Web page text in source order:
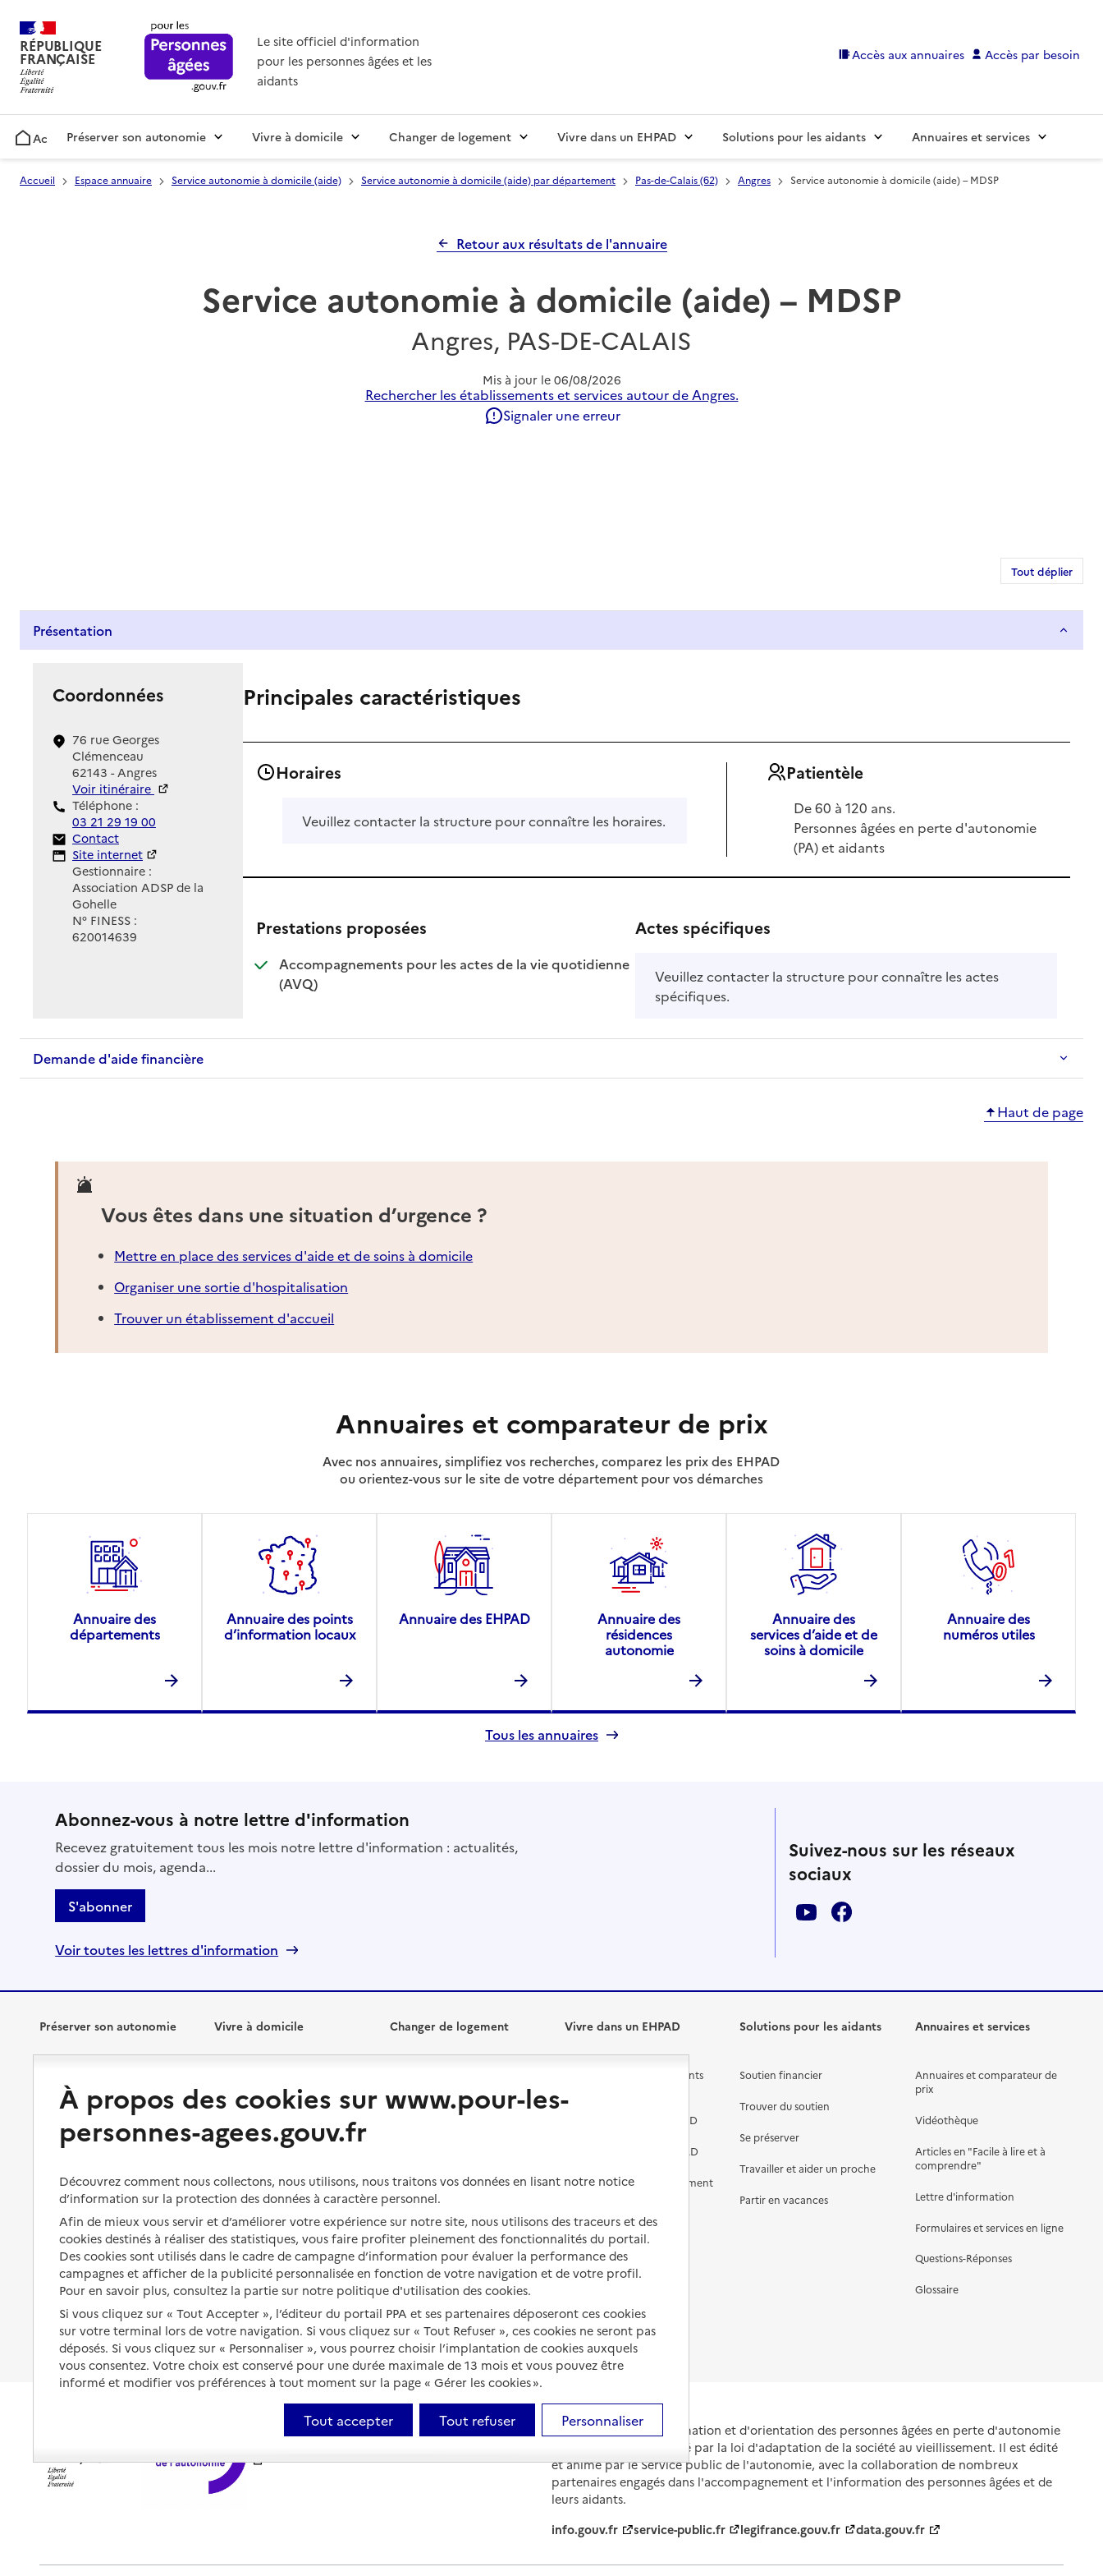
RÉPUBLIQUE
FRANÇAISE
Le site officiel d'information
pour les personnes âgées et les
aidants
Accès aux annuaires Accès par besoin
AccueilPréserver son autonomie Vivre à domicile Changer de logement Vivre dans un EHPAD Solutions pour les aidants Annuaires et services
Accueil Espace annuaire Service autonomie à domicile (aide) Service autonomie à domicile (aide) par département Pas-de-Calais (62) Angres Service autonomie à domicile (aide) – MDSP
Retour aux résultats de l'annuaire
Service autonomie à domicile (aide) – MDSP
Angres, PAS-DE-CALAIS
Mis à jour le 06/08/2026
Rechercher les établissements et services autour de Angres.
Signaler une erreur
Tout déplier
Présentation
Coordonnées
76 rue Georges
Clémenceau
62143 - Angres
Voir itinéraire
Téléphone :
03 21 29 19 00
Contact
Contact
Site Internet
Site internet
Gestionnaire :
Association ADSP de la
Gohelle
N° FINESS :
620014639
Principales caractéristiques
Horaires
Veuillez contacter la structure pour connaître les horaires.
Patientèle
De 60 à 120 ans.
Personnes âgées en perte d'autonomie
(PA) et aidants
Prestations proposées
Accompagnements pour les actes de la vie quotidienne
(AVQ)
: disponible
: non disponible
Actes spécifiques
Veuillez contacter la structure pour connaître les actes
spécifiques.
Demande d'aide financière
Haut de page
Vous êtes dans une situation d’urgence ?
Mettre en place des services d'aide et de soins à domicile
Organiser une sortie d'hospitalisation
Trouver un établissement d'accueil
Annuaires et comparateur de prix
Avec nos annuaires, simplifiez vos recherches, comparez les prix des EHPAD
ou orientez-vous sur le site de votre département pour vos démarches
Annuaire des
départements
Annuaire des points
d’information locaux
Annuaire des EHPAD
Annuaire des
résidences
autonomie
Annuaire des
services d’aide et de
soins à domicile
Annuaire des
numéros utiles
Tous les annuaires
Abonnez-vous à notre lettre d'information
Recevez gratuitement tous les mois notre lettre d'information : actualités,
dossier du mois, agenda...
S'abonner
Voir toutes les lettres d'information
Suivez-nous sur les réseaux
sociaux
Préserver son autonomie
et droits
Aménager son logement et
s'équiper
santé
Organiser à l'avance sa propre
protection
Les mesures de protection
Les obligations de la famille
À qui s’adresser ?
Les politiques du grand âge
Vivre à domicile
Bénéficier de soins à domicile
Aides financières
Partager son logement
Vivre à domicile avec une
maladie ou un handicap
Être hospitalisé
Fin de vie à domicile
Changer de logement
Vivre dans une résidence avec
services pour seniors
Vivre en accueil familial
Vivre dans un EHPAD
Les différents établissements
Préparer l'entrée en EHPAD
Aides financières en EHPAD
Prévention, accompagnement
Comprendre les prix en
EHPAD
Droits en EHPAD
Solutions pour les aidants
Soutien financier
Trouver du soutien
Se préserver
Travailler et aider un proche
Partir en vacances
Annuaires et services
Annuaires et comparateur de
prix
Vidéothèque
Articles en "Facile à lire et à
comprendre"
Lettre d'information
Formulaires et services en ligne
Questions-Réponses
Glossaire
Portail national d'information et d'orientation des personnes âgées en perte d'autonomie
et de leurs proches, créé par la loi d'adaptation de la société au vieillissement. Il est édité
et animé par le Service public de l'autonomie, avec la collaboration de nombreux
partenaires engagés dans l'accompagnement et l'information des personnes âgées et de
leurs aidants.
info.gouv.fr
service-public.fr legifrance.gouv.fr data.gouv.fr
À propos des cookies sur www.pour-les-
personnes-agees.gouv.fr
Découvrez comment nous collectons, nous utilisons, nous traitons vos données en lisant notre notice
d’information sur la protection des données à caractère personnel.
Afin de mieux vous servir et d’améliorer votre expérience sur notre site, nous utilisons des traceurs et des
cookies destinés à réaliser des statistiques, vous faire profiter pleinement des fonctionnalités du portail.
Des cookies sont utilisés dans le cadre de campagne d’information pour évaluer la performance des
campagnes et afficher de la publicité personnalisée en fonction de votre navigation et de votre profil.
Pour en savoir plus, consultez la partie sur notre politique d'utilisation des cookies.
Si vous cliquez sur « Tout Accepter », l’éditeur du portail PPA et ses partenaires déposeront ces cookies
sur votre terminal lors de votre navigation. Si vous cliquez sur « Tout Refuser », ces cookies ne seront pas
déposés. Si vous cliquez sur « Personnaliser », vous pourrez choisir l’implantation de cookies auxquels
vous consentez. Votre choix est conservé pour une durée maximale de 13 mois et vous pouvez être
informé et modifier vos préférences à tout moment sur la page « Gérer les cookies ».
Tout accepter Tout refuser Personnaliser